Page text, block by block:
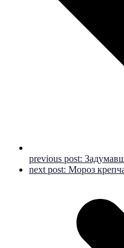
previous post:
next post: Мороз